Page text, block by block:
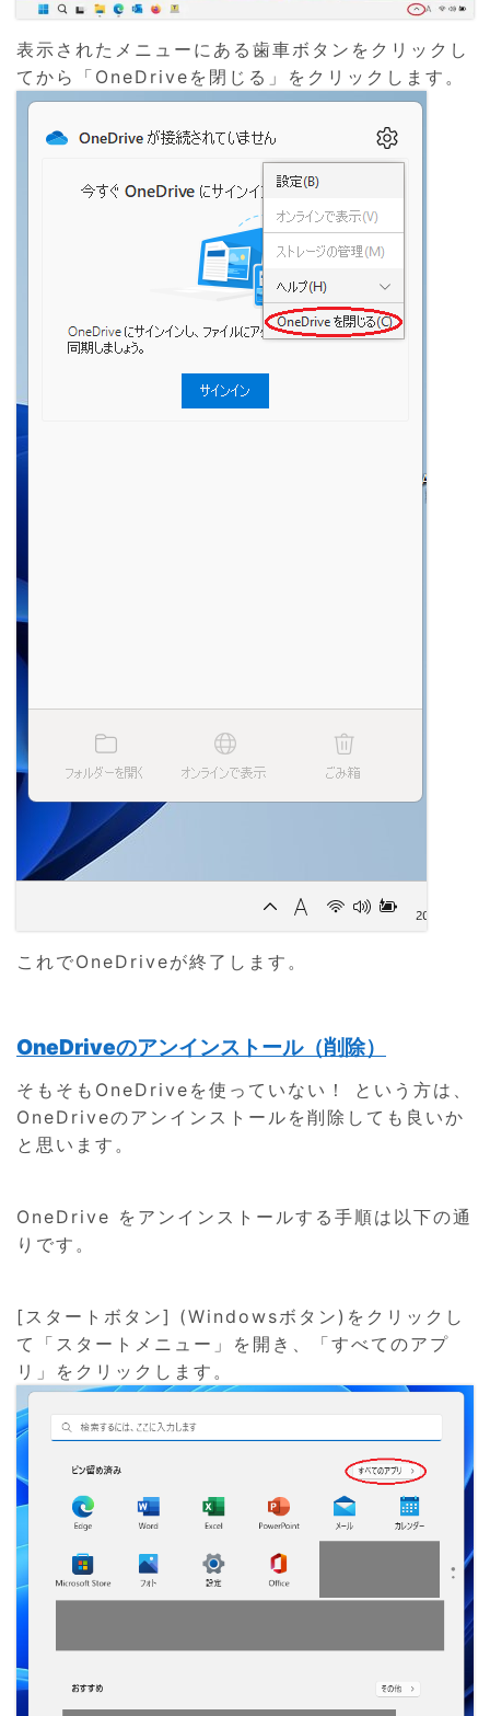
表示されたメニューにある歯車ボタンをクリックし
てから「OneDriveを閉じる」をクリックします。
これでOneDriveが終了します。
OneDriveのアンインストール（削除）
そもそもOneDriveを使っていない！ という方は、
OneDriveのアンインストールを削除しても良いか
と思います。
OneDrive をアンインストールする手順は以下の通
りです。
[スタートボタン] (Windowsボタン)をクリックし
て「スタートメニュー」を開き、「すべてのアプ
リ」をクリックします。